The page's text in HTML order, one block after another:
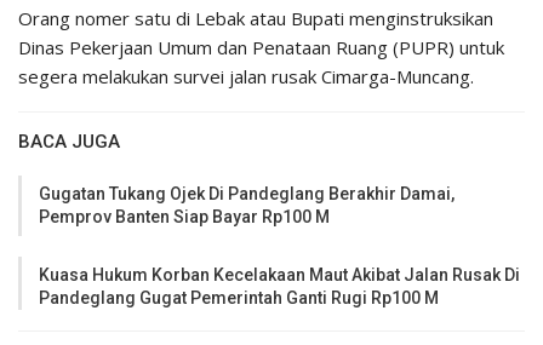
Orang nomer satu di Lebak atau Bupati menginstruksikan
Dinas Pekerjaan Umum dan Penataan Ruang (PUPR) untuk
segera melakukan survei jalan rusak Cimarga-Muncang.
BACA JUGA
Gugatan Tukang Ojek Di Pandeglang Berakhir Damai,
Pemprov Banten Siap Bayar Rp100 M
Kuasa Hukum Korban Kecelakaan Maut Akibat Jalan Rusak Di
Pandeglang Gugat Pemerintah Ganti Rugi Rp100 M